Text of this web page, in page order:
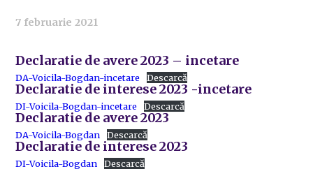
7 februarie 2021
Declaratie de avere 2023 – incetare
DA-Voicila-Bogdan-incetare Descarcă
Declaratie de interese 2023 -incetare
DI-Voicila-Bogdan-incetare Descarcă
Declaratie de avere 2023
DA-Voicila-Bogdan Descarcă
Declaratie de interese 2023
DI-Voicila-Bogdan Descarcă